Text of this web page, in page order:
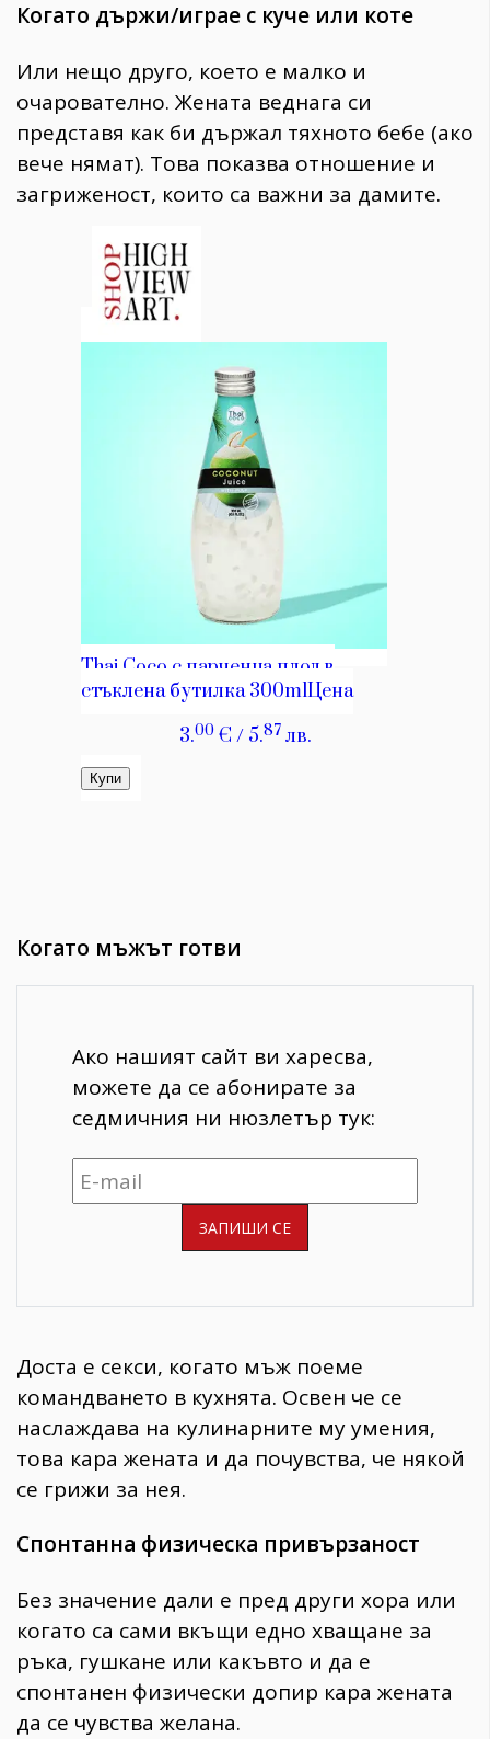
Когато държи/играе с куче или коте
Или нещо друго, което е малко и
очарователно. Жената веднага си
представя как би държал тяхното бебе (ако
вече нямат). Това показва отношение и
загриженост, които са важни за дамите.
Когато мъжът готви
Ако нашият сайт ви харесва,
можете да се абонирате за
седмичния ни нюзлетър тук:
Доста е секси, когато мъж поеме
командването в кухнята. Освен че се
наслаждава на кулинарните му умения,
това кара жената и да почувства, че някой
се грижи за нея.
Спонтанна физическа привързаност
Без значение дали е пред други хора или
когато са сами вкъщи едно хващане за
ръка, гушкане или какъвто и да е
спонтанен физически допир кара жената
да се чувства желана.